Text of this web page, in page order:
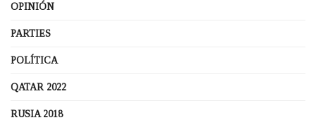
OPINIÓN
PARTIES
POLÍTICA
QATAR 2022
RUSIA 2018